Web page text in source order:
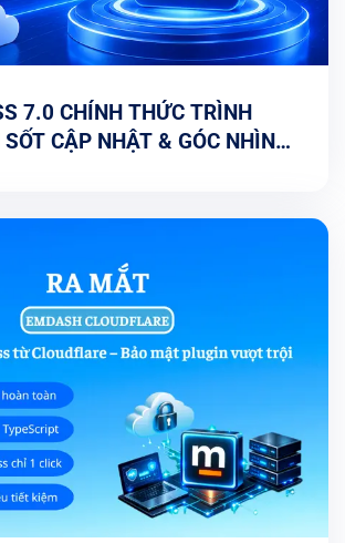
7.0 CHÍNH THỨC TRÌNH
SỐT CẬP NHẬT & GÓC NHÌN